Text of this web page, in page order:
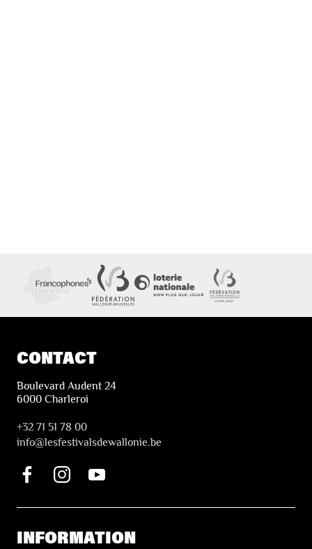
CONTACT
Boulevard Audent 24
6000 Charleroi
+32 71 51 78 00
info@lesfestivalsdewallonie.be
INFORMATION